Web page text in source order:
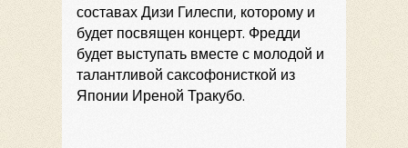
составах Дизи Гилеспи, которому и
будет посвящен концерт. Фредди
будет выступать вместе с молодой и
талантливой саксофонисткой из
Японии Иреной Тракубо.